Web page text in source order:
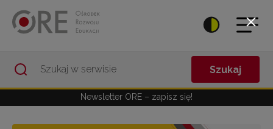
Szukaj
Newsletter ORE – zapisz się!